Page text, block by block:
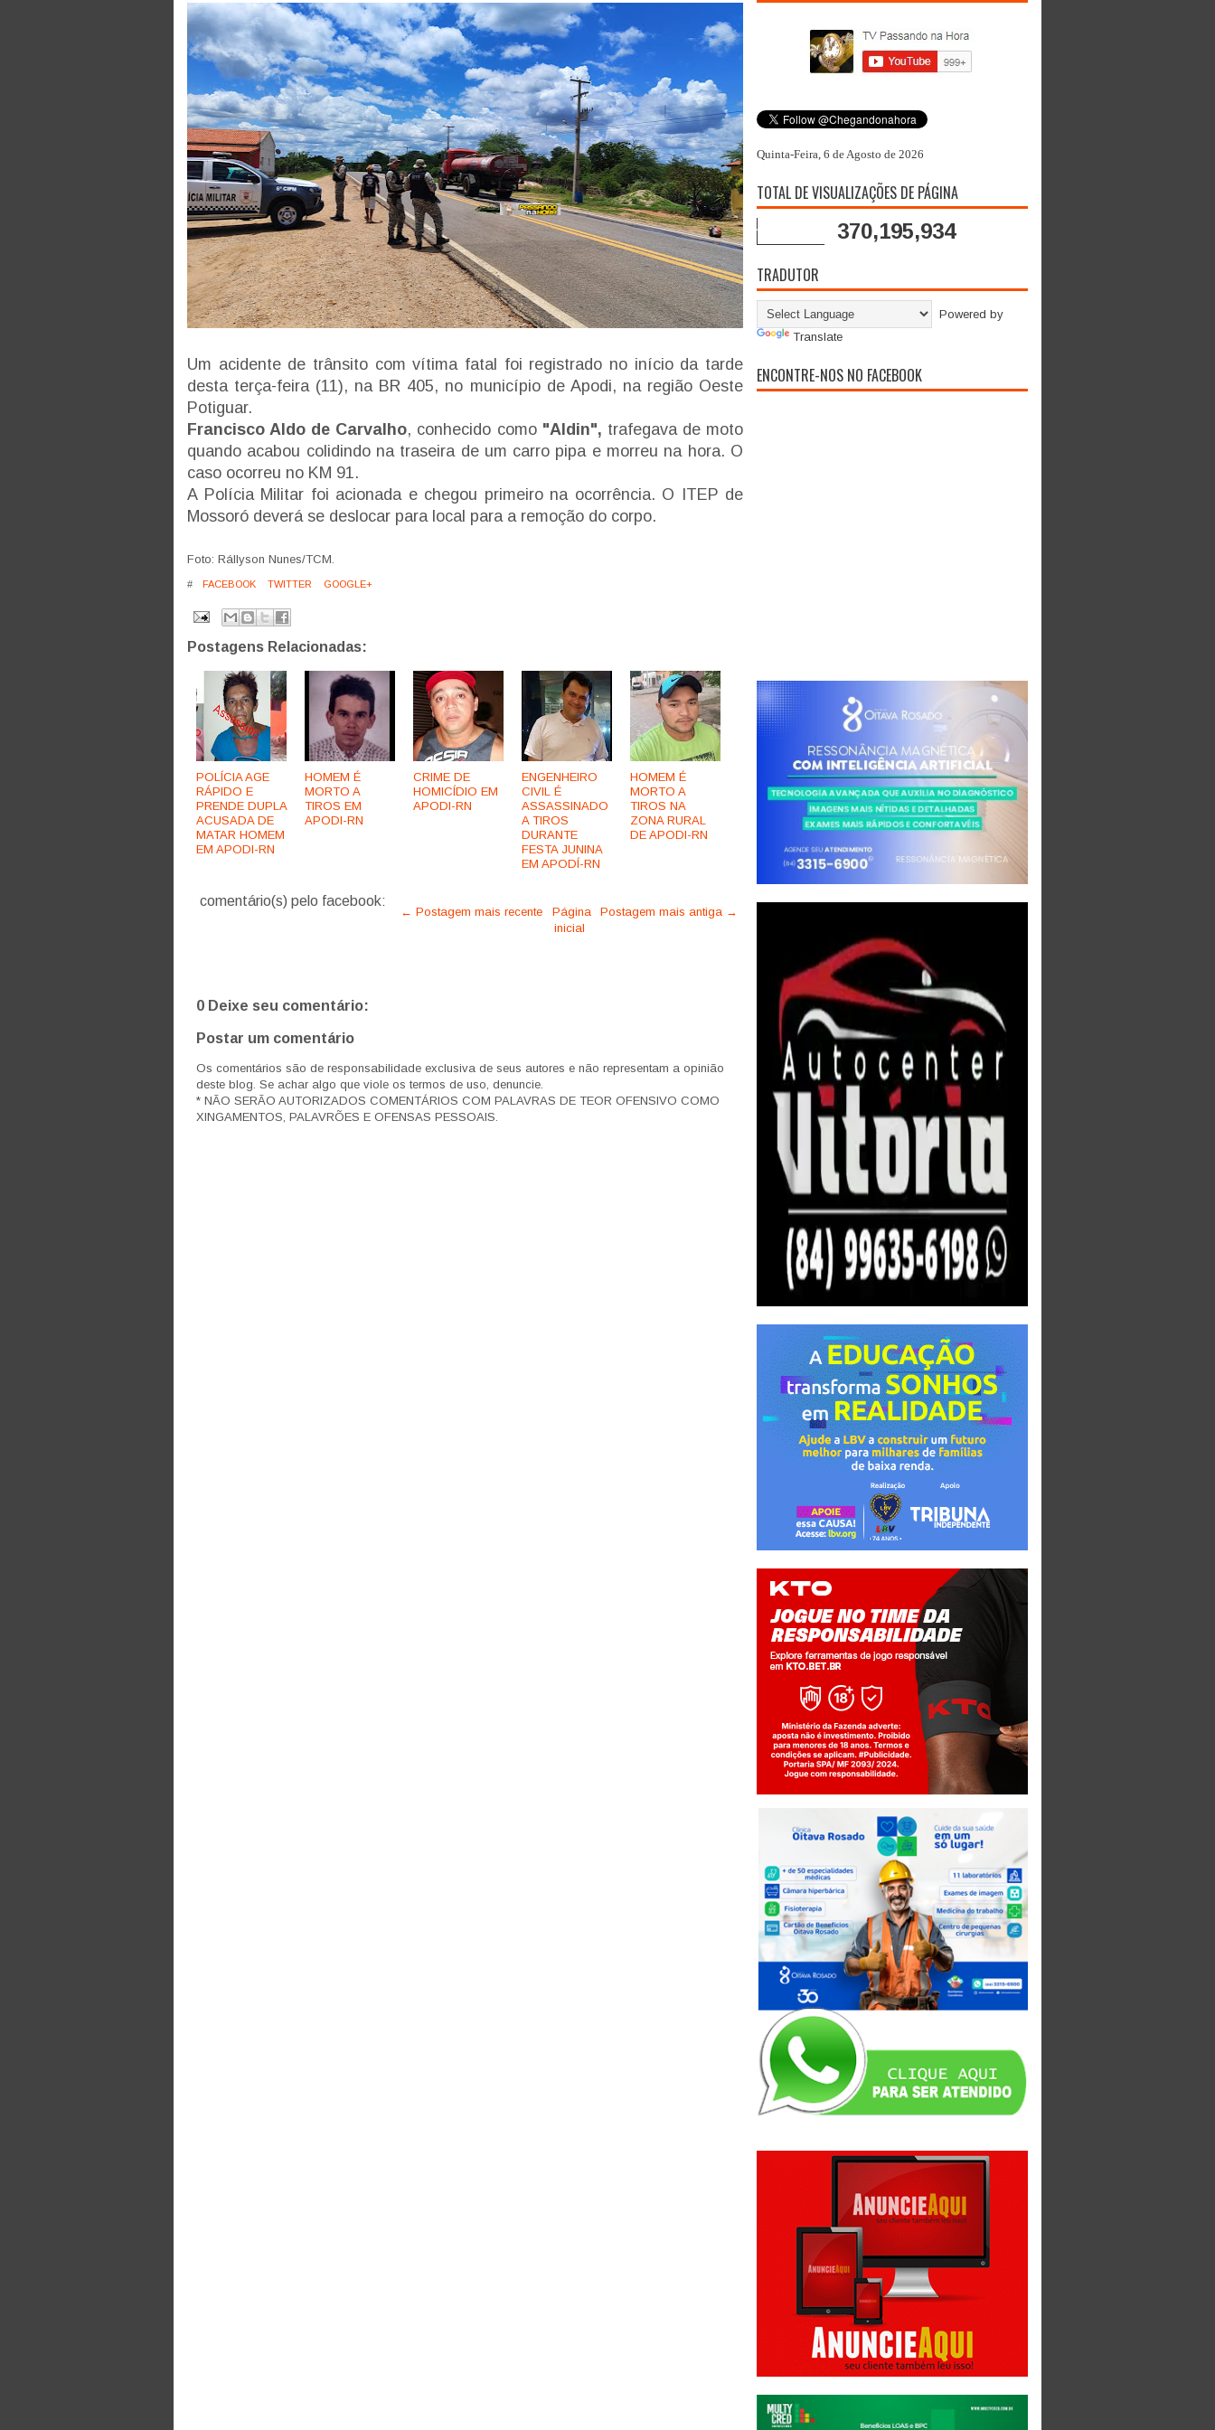
Um acidente de trânsito com vítima fatal foi registrado no início da tarde
desta terça-feira (11), na BR 405, no município de Apodi, na região Oeste
Potiguar.
Francisco Aldo de Carvalho, conhecido como "Aldin", trafegava de moto
quando acabou colidindo na traseira de um carro pipa e morreu na hora. O
caso ocorreu no KM 91.
A Polícia Militar foi acionada e chegou primeiro na ocorrência. O ITEP de
Mossoró deverá se deslocar para local para a remoção do corpo.
Foto: Rállyson Nunes/TCM.
# FACEBOOK TWITTER GOOGLE+
Postagens Relacionadas:
POLÍCIA AGE
RÁPIDO E
PRENDE DUPLA
ACUSADA DE
MATAR HOMEM
EM APODI-RN
HOMEM É
MORTO A
TIROS EM
APODI-RN
CRIME DE
HOMICÍDIO EM
APODI-RN
ENGENHEIRO
CIVIL É
ASSASSINADO
A TIROS
DURANTE
FESTA JUNINA
EM APODÍ-RN
HOMEM É
MORTO A
TIROS NA
ZONA RURAL
DE APODI-RN
comentário(s) pelo facebook:
← Postagem mais recente Postagem mais antiga →
Página
inicial
0 Deixe seu comentário:
Postar um comentário
Os comentários são de responsabilidade exclusiva de seus autores e não representam a opinião
deste blog. Se achar algo que viole os termos de uso, denuncie.
* NÃO SERÃO AUTORIZADOS COMENTÁRIOS COM PALAVRAS DE TEOR OFENSIVO COMO
XINGAMENTOS, PALAVRÕES E OFENSAS PESSOAIS.
Quinta-Feira, 6 de Agosto de 2026
TOTAL DE VISUALIZAÇÕES DE PÁGINA
370,195,934
TRADUTOR
Powered by
Translate
ENCONTRE-NOS NO FACEBOOK
Jogue com responsabilidade. 18+